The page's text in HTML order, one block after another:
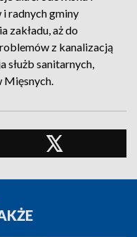
radnych gminy
zakładu, aż do
z kanalizacją
służb sanitarnych,
Mięsnych.